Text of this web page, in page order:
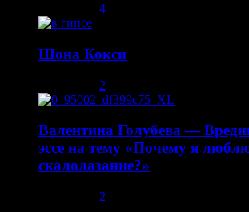
4
Шона Кокси
2
Валентина Голубева —
эссе на тему «Почему я
скалолазание?»
2